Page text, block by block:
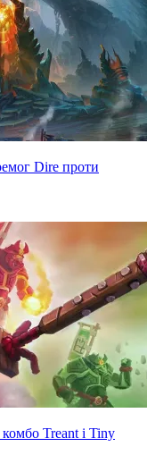
Dire проти
Treant і Tiny